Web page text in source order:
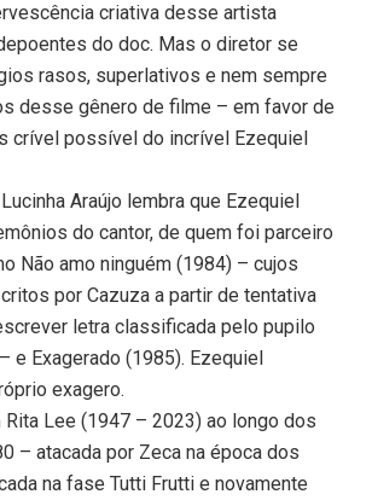
criativa desse artista
do doc. Mas o diretor se
rasos, superlativos e nem sempre
desse gênero de filme – em favor de
crível possível do incrível Ezequiel
Araújo lembra que Ezequiel
do cantor, de quem foi parceiro
Não amo ninguém (1984) – cujos
por Cazuza a partir de tentativa
letra classificada pelo pupilo
e Exagerado (1985). Ezequiel
exagero.
Rita Lee (1947 – 2023) ao longo dos
– atacada por Zeca na época dos
na fase Tutti Frutti e novamente